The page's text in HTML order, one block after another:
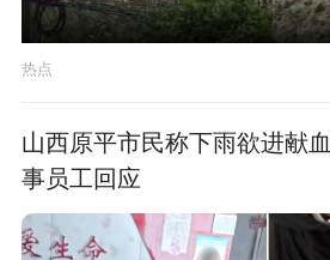
热点
山西原平市民称下雨欲进献
事员工回应